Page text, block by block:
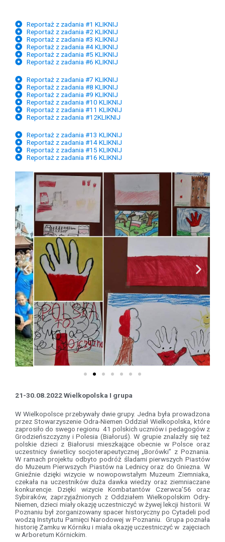
Reportaż z zadania #1 KLIKNIJ
Reportaż z zadania #2 KLIKNIJ
Reportaż z zadania #3 KLIKNIJ
Reportaż z zadania #4 KLIKNIJ
Reportaż z zadania #5 KLIKNIJ
Reportaż z zadania #6 KLIKNIJ
Reportaż z zadania #7 KLIKNIJ
Reportaż z zadania #8 KLIKNIJ
Reportaż z zadania #9 KLIKNIJ
Reportaż z zadania #10 KLIKNIJ
Reportaż z zadania #11 KLIKNIJ
Reportaż z zadania #12KLIKNIJ
Reportaż z zadania #13 KLIKNIJ
Reportaż z zadania #14 KLIKNIJ
Reportaż z zadania #15 KLIKNIJ
Reportaż z zadania #16 KLIKNIJ
21-30.08.2022 Wielkopolska I grupa
W Wielkopolsce przebywały dwie grupy. Jedna była prowadzona
przez Stowarzyszenie Odra-Niemen Oddział Wielkopolska, które
zaprosiło do swego regionu 41 polskich uczniów i pedagogów z
Grodzieńszczyzny i Polesia (Białoruś). W grupie znalazły się też
polskie dzieci z Białorusi mieszkające obecnie w Polsce oraz
uczestnicy świetlicy socjoterapeutycznej „Borówki” z Poznania.
W ramach projektu odbyto podróż śladami pierwszych Piastów
do Muzeum Pierwszych Piastów na Lednicy oraz do Gniezna. W
Gnieźnie dzięki wizycie w nowopowstałym Muzeum Ziemniaka,
czekała na uczestników duża dawka wiedzy oraz ziemniaczane
konkurencje. Dzięki wizycie Kombatantów Czerwca’56 oraz
Sybiraków, zaprzyjaźnionych z Oddziałem Wielkopolskim Odry-
Niemen, dzieci miały okazję uczestniczyć w żywej lekcji historii. W
Poznaniu był zorganizowany spacer historyczny po Cytadeli pod
wodzą Instytutu Pamięci Narodowej w Poznaniu. Grupa poznała
historię Zamku w Kórniku i miała okazję uczestniczyć w zajęciach
w Arboretum Kórnickim.